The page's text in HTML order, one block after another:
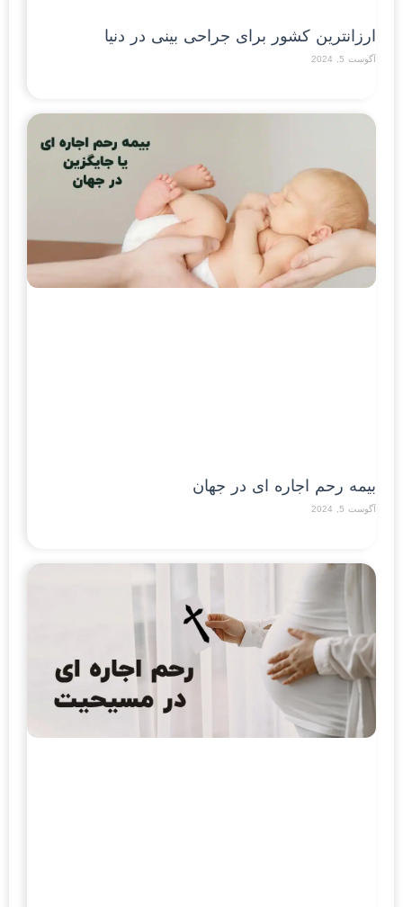
ارزان‎ترین کشور برای جراحی بینی در دنیا
آگوست 5, 2024
بیمه رحم اجاره ای در جهان
آگوست 5, 2024